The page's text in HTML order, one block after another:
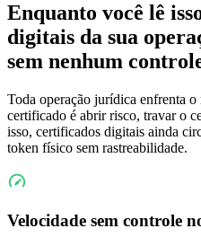
Enquanto você lê
digitais da sua
sem nenhum
Toda operação jurídica enfrenta
certificado é abrir risco, travar o
isso, certificados digitais ainda
token físico sem rastreabilidade.
Velocidade sem controle